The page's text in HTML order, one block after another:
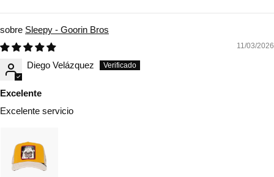
Sleepy - Goorin Bros
11/03/2026
Diego Velázquez
Excelente
Excelente servicio